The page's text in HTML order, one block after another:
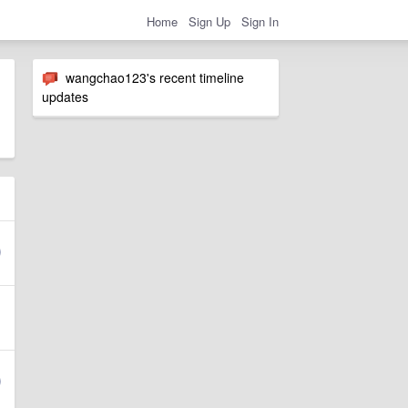
Home Sign Up Sign In
wangchao123's recent timeline
updates